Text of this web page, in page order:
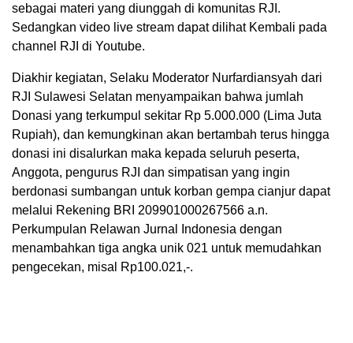
sebagai materi yang diunggah di komunitas RJI.
Sedangkan video live stream dapat dilihat Kembali pada
channel RJI di Youtube.
Diakhir kegiatan, Selaku Moderator Nurfardiansyah dari
RJI Sulawesi Selatan menyampaikan bahwa jumlah
Donasi yang terkumpul sekitar Rp 5.000.000 (Lima Juta
Rupiah), dan kemungkinan akan bertambah terus hingga
donasi ini disalurkan maka kepada seluruh peserta,
Anggota, pengurus RJI dan simpatisan yang ingin
berdonasi sumbangan untuk korban gempa cianjur dapat
melalui Rekening BRI 209901000267566 a.n.
Perkumpulan Relawan Jurnal Indonesia dengan
menambahkan tiga angka unik 021 untuk memudahkan
pengecekan, misal Rp100.021,-.